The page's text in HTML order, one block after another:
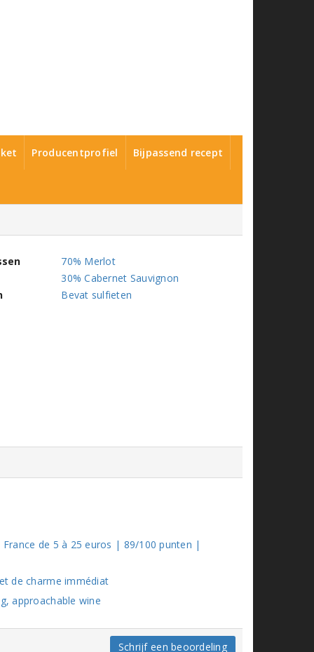
Producentprofiel Bijpassend recept
70% Merlot
30% Cabernet Sauvignon
Bevat sulfieten
France de 5 à 25 euros | 89/100 punten |
de charme immédiat
approachable wine
Schrijf een beoordeling